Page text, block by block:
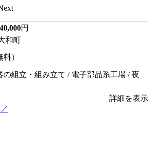
円
和町
）
の組立・組み立て / 電子部品系工場 / 夜
詳細を表示